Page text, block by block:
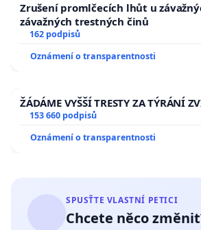
Zrušení promlčecích lhůt u
závažných trestných činů
162 podpisů
Oznámení o transparentnosti
ŽÁDÁME VYŠŠÍ TRESTY ZA TÝRÁNÍ
153 660 podpisů
Oznámení o transparentnosti
SPUSŤTE VLASTNÍ PETICI
Chcete něco